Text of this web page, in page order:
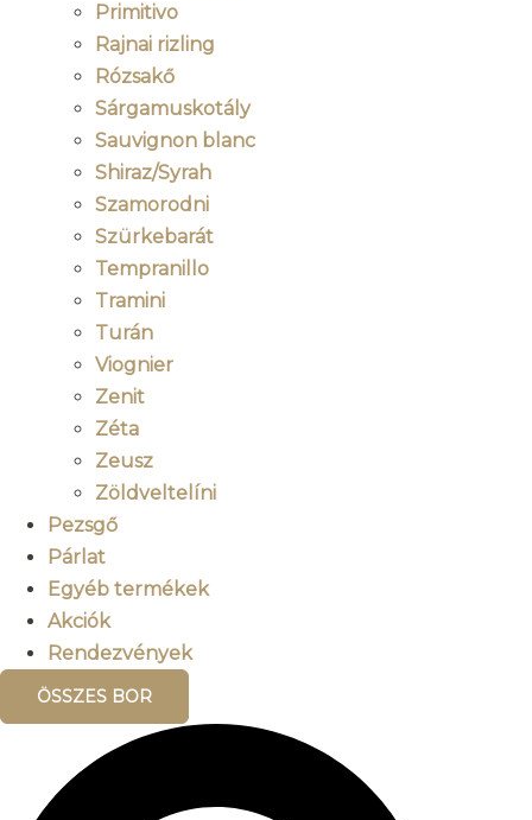
Primitivo
Rajnai rizling
Rózsakő
Sárgamuskotály
Sauvignon blanc
Shiraz/Syrah
Szamorodni
Szürkebarát
Tempranillo
Tramini
Turán
Viognier
Zenit
Zéta
Zeusz
Zöldveltelíni
Pezsgő
Párlat
Egyéb termékek
Akciók
Rendezvények
ÖSSZES BOR